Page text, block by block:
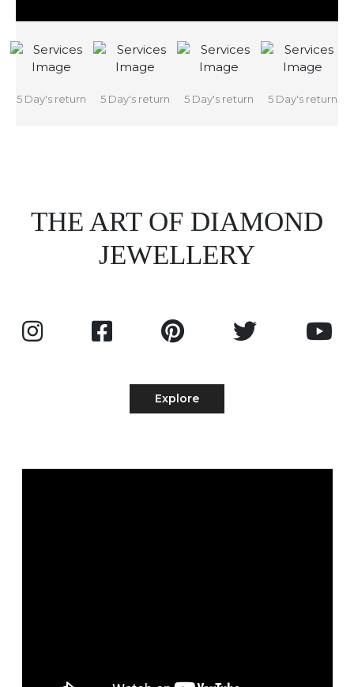
5 Day's return 5 Day's return 5 Day's return 5 Day's return
THE ART OF DIAMOND
JEWELLERY
Explore